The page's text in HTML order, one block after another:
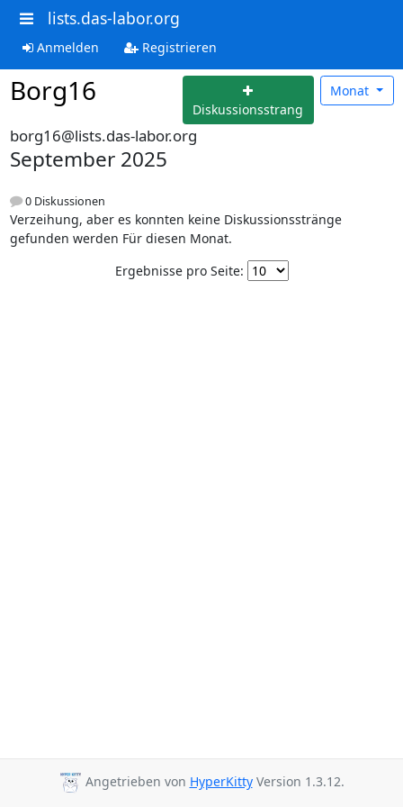
lists.das-labor.org
Anmelden Registrieren
Borg16
Diskussionsstrang
Monat
borg16@lists.das-labor.org
September 2025
0 Diskussionen
Verzeihung, aber es konnten keine Diskussionsstränge
gefunden werden Für diesen Monat.
Ergebnisse pro Seite:
Angetrieben von HyperKittyVersion 1.3.12.